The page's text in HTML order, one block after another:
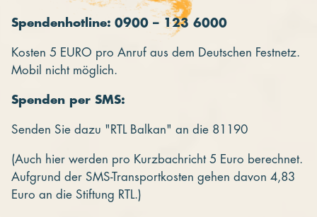
Spendenhotline: 0900 – 123 6000
Kosten 5 EURO pro Anruf aus dem Deutschen Festnetz.
Mobil nicht möglich.
Spenden per SMS:
Senden Sie dazu "RTL Balkan" an die 81190
(Auch hier werden pro Kurzbachricht 5 Euro berechnet.
Aufgrund der SMS-Transportkosten gehen davon 4,83
Euro an die Stiftung RTL.)